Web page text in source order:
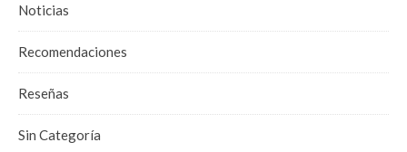
Noticias
Recomendaciones
Reseñas
Sin Categoría